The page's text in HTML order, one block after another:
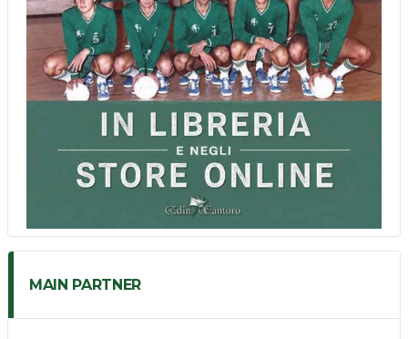
MAIN PARTNER